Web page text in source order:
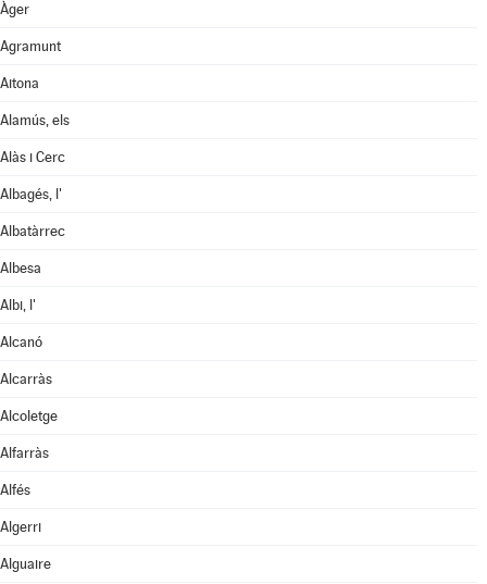
Àger
Agramunt
Aitona
Alamús, els
Alàs i Cerc
Albagés, l'
Albatàrrec
Albesa
Albi, l'
Alcanó
Alcarràs
Alcoletge
Alfarràs
Alfés
Algerri
Alguaire